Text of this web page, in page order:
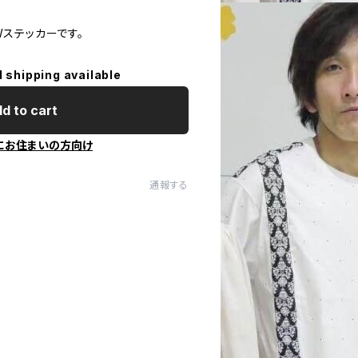
テッカーです。
shipping available
to cart
お住まいの方向け
通報する